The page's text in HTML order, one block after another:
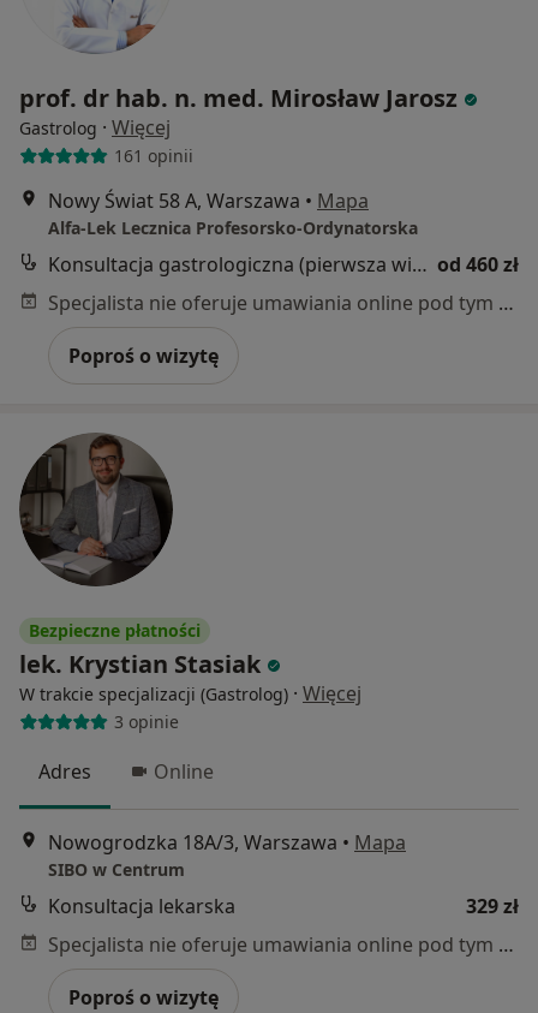
prof. dr hab. n. med. Mirosław Jarosz
Gastrolog · Więcej
161 opinii
Nowy Świat 58 A, Warszawa • Mapa
Alfa-Lek Lecznica Profesorsko-Ordynatorska
Konsultacja gastrologiczna (pierwsza wizyta) od 460 zł
Specjalista nie oferuje umawiania online pod tym adresem.
Poproś o wizytę
Bezpieczne płatności
lek. Krystian Stasiak
W trakcie specjalizacji (Gastrolog) · Więcej
3 opinie
Adres Online
Nowogrodzka 18A/3, Warszawa • Mapa
SIBO w Centrum
Konsultacja lekarska
329 zł
Specjalista nie oferuje umawiania online pod tym adresem.
Poproś o wizytę